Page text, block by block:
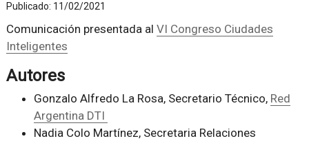
Publicado: 11/02/2021
Comunicación presentada al VI Congreso Ciudades
Inteligentes
Autores
Gonzalo Alfredo La Rosa, Secretario Técnico, Red
Argentina DTI
Nadia Colo Martínez, Secretaria Relaciones